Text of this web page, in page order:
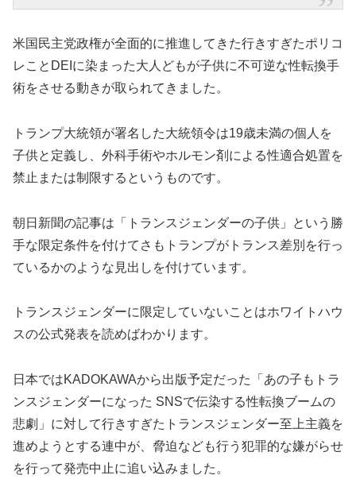
米国民主党政権が全面的に推進してきた行きすぎたポリコ
レことDEIに染まった大人どもが子供に不可逆な性転換手
術をさせる動きが取られてきました。
トランプ大統領が署名した大統領令は19歳未満の個人を
子供と定義し、外科手術やホルモン剤による性適合処置を
禁止または制限するというものです。
朝日新聞の記事は「トランスジェンダーの子供」という勝
手な限定条件を付けてさもトランプがトランス差別を行っ
ているかのような見出しを付けています。
トランスジェンダーに限定していないことはホワイトハウ
スの公式発表を読めばわかります。
日本ではKADOKAWAから出版予定だった「あの子もトラ
ンスジェンダーになった SNSで伝染する性転換ブームの
悲劇」に対して行きすぎたトランスジェンダー至上主義を
進めようとする連中が、脅迫なども行う犯罪的な嫌がらせ
を行って発売中止に追い込みました。